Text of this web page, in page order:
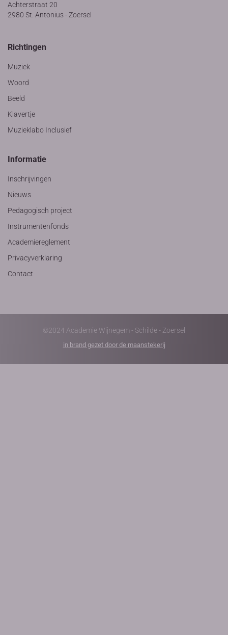
Achterstraat 20
2980 St. Antonius - Zoersel
Richtingen
Muziek
Woord
Beeld
Klavertje
Muzieklabo Inclusief
Informatie
Inschrijvingen
Nieuws
Pedagogisch project
Instrumentenfonds
Academiereglement
Privacyverklaring
Contact
©2024 Academie Wijnegem - Schilde - Zoersel
in brand gezet door de maanstekerij